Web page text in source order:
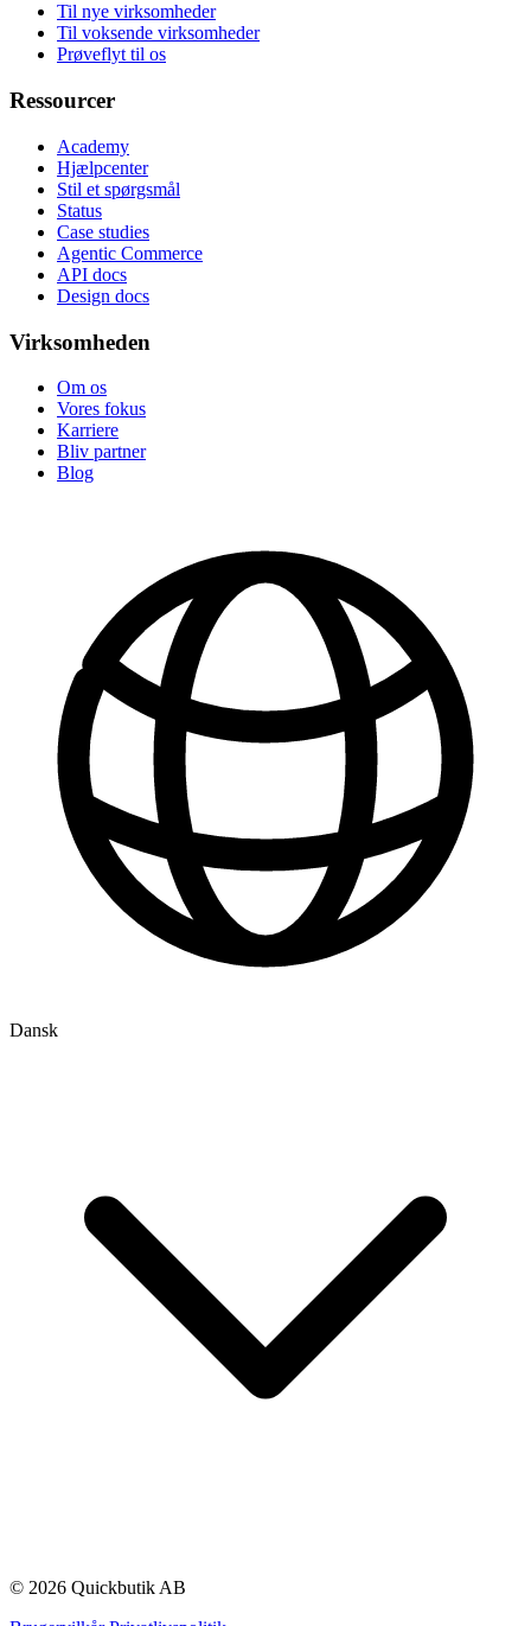
Til nye virksomheder
Til voksende virksomheder
Prøveflyt til os
Ressourcer
Academy
Hjælpcenter
Stil et spørgsmål
Status
Case studies
Agentic Commerce
API docs
Design docs
Virksomheden
Om os
Vores fokus
Karriere
Bliv partner
Blog
Dansk
© 2026 Quickbutik AB